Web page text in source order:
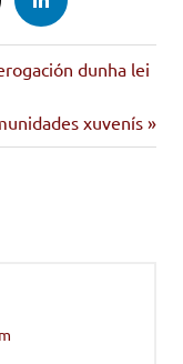
dunha lei
xuvenís